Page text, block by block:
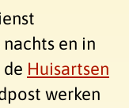
nachts en in
Huisartsen
werken